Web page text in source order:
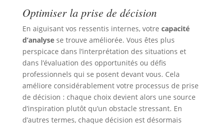
Optimiser la prise de décision
En aiguisant vos ressentis internes, votre capacité
d’analysese trouve améliorée. Vous êtes plus
perspicace dans l’interprétation des situations et
dans l’évaluation des opportunités ou défis
professionnels qui se posent devant vous. Cela
améliore considérablement votre processus de prise
de décision : chaque choix devient alors une source
d’inspiration plutôt qu’un obstacle stressant. En
d’autres termes, chaque décision est désormais